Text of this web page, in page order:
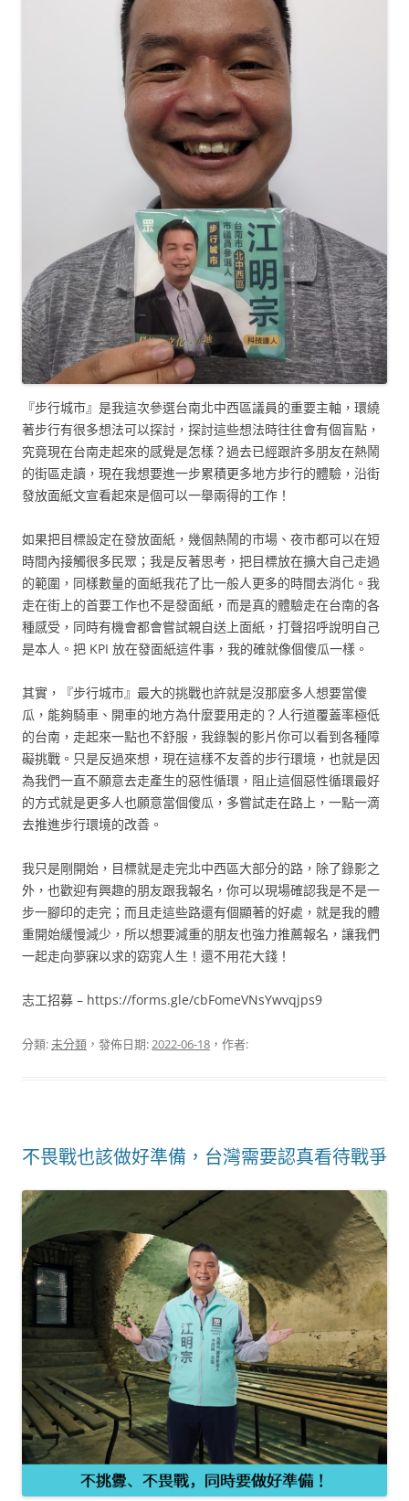
『步行城市』是我這次參選台南北中西區議員的重要主軸，環繞
著步行有很多想法可以探討，探討這些想法時往往會有個盲點，
究竟現在台南走起來的感覺是怎樣？過去已經跟許多朋友在熱鬧
的街區走讀，現在我想要進一步累積更多地方步行的體驗，沿街
發放面紙文宣看起來是個可以一舉兩得的工作！
如果把目標設定在發放面紙，幾個熱鬧的市場、夜市都可以在短
時間內接觸很多民眾；我是反著思考，把目標放在擴大自己走過
的範圍，同樣數量的面紙我花了比一般人更多的時間去消化。我
走在街上的首要工作也不是發面紙，而是真的體驗走在台南的各
種感受，同時有機會都會嘗試親自送上面紙，打聲招呼說明自己
是本人。把 KPI 放在發面紙這件事，我的確就像個傻瓜一樣。
其實，『步行城市』最大的挑戰也許就是沒那麼多人想要當傻
瓜，能夠騎車、開車的地方為什麼要用走的？人行道覆蓋率極低
的台南，走起來一點也不舒服，我錄製的影片你可以看到各種障
礙挑戰。只是反過來想，現在這樣不友善的步行環境，也就是因
為我們一直不願意去走產生的惡性循環，阻止這個惡性循環最好
的方式就是更多人也願意當個傻瓜，多嘗試走在路上，一點一滴
去推進步行環境的改善。
我只是剛開始，目標就是走完北中西區大部分的路，除了錄影之
外，也歡迎有興趣的朋友跟我報名，你可以現場確認我是不是一
步一腳印的走完；而且走這些路還有個顯著的好處，就是我的體
重開始緩慢減少，所以想要減重的朋友也強力推薦報名，讓我們
一起走向夢寐以求的窈窕人生！還不用花大錢！
志工招募 – https://forms.gle/cbFomeVNsYwvqjps9
分類:未分類 ，發佈日期: 2022-06-18 ，作者:
不畏戰也該做好準備，台灣需要認真看待戰爭